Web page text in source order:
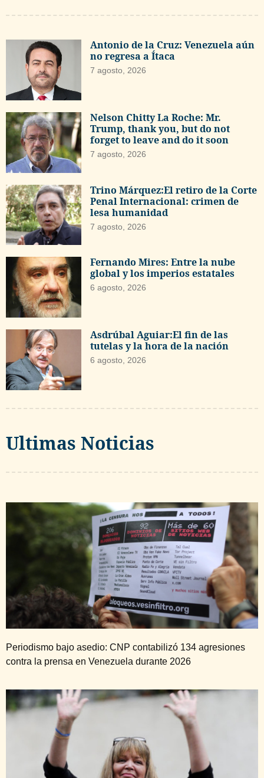
Antonio de la Cruz: Venezuela aún
no regresa a Ítaca
7 agosto, 2026
Nelson Chitty La Roche: Mr.
Trump, thank you, but do not
forget to leave and do it soon
7 agosto, 2026
Trino Márquez:El retiro de la Corte
Penal Internacional: crimen de
lesa humanidad
7 agosto, 2026
Fernando Mires: Entre la nube
global y los imperios estatales
6 agosto, 2026
Asdrúbal Aguiar:El fin de las
tutelas y la hora de la nación
6 agosto, 2026
Ultimas Noticias
Periodismo bajo asedio: CNP contabilizó 134 agresiones
contra la prensa en Venezuela durante 2026